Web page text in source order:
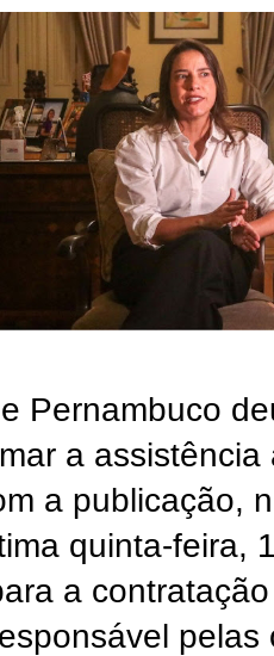
Pernambuco
a
a publicação,
quinta-feira,
a
pelas